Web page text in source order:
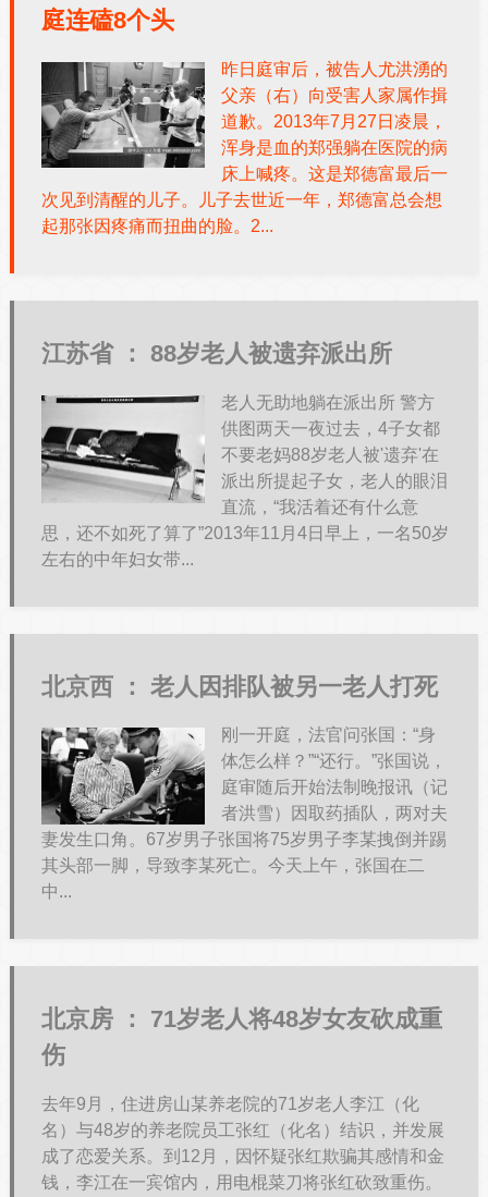
庭连磕8个头
昨日庭审后，被告人尤洪湧的
父亲（右）向受害人家属作揖
道歉。2013年7月27日凌晨，
浑身是血的郑强躺在医院的病
床上喊疼。这是郑德富最后一
次见到清醒的儿子。儿子去世近一年，郑德富总会想
起那张因疼痛而扭曲的脸。2...
江苏省 ： 88岁老人被遗弃派出所
老人无助地躺在派出所 警方
供图两天一夜过去，4子女都
不要老妈88岁老人被'遗弃'在
派出所提起子女，老人的眼泪
直流，“我活着还有什么意
思，还不如死了算了”2013年11月4日早上，一名50岁
左右的中年妇女带...
北京西 ： 老人因排队被另一老人打死
刚一开庭，法官问张国：“身
体怎么样？”“还行。”张国说，
庭审随后开始法制晚报讯（记
者洪雪）因取药插队，两对夫
妻发生口角。67岁男子张国将75岁男子李某拽倒并踢
其头部一脚，导致李某死亡。今天上午，张国在二
中...
北京房 ：
71岁老人将48岁女友砍成重
伤
去年9月，住进房山某养老院的71岁老人李江（化
名）与48岁的养老院员工张红（化名）结识，并发展
成了恋爱关系。到12月，因怀疑张红欺骗其感情和金
钱，李江在一宾馆内，用电棍菜刀将张红砍致重伤。